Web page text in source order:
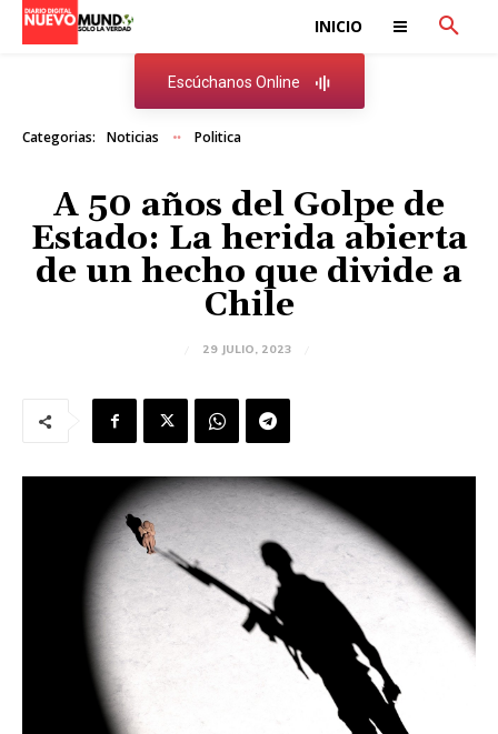
INICIO
Escúchanos Online
Categorias: Noticias Politica
A 50 años del Golpe de
Estado: La herida abierta
de un hecho que divide a
Chile
29 JULIO, 2023